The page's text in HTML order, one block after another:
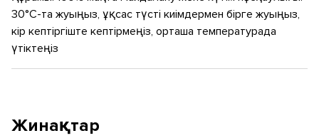
30°C-та жуыңыз, ұқсас түсті киімдермен бірге жуыңыз,
кір кептіргіште кептірмеңіз, орташа температурада
үтіктеңіз
Жинақтар